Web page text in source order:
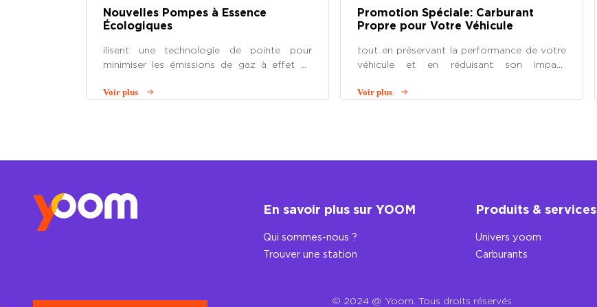
Nouvelles Pompes à Essence
Écologiques
ilisent une technologie de pointe pour
minimiser les émissions de gaz à effet de
Faites le plein en toute tranquillité et
Voir plus
Promotion Spéciale: Carburant
Propre pour Votre Véhicule
tout en préservant la performance de votre
véhicule et en réduisant son impact
opportunité, rendez-vous dans notre
Voir plus
En savoir plus sur YOOM
Qui sommes-nous ?
Trouver une station
Produits & services
Univers yoom
Carburants
© 2024 @ Yoom. Tous droits réservés